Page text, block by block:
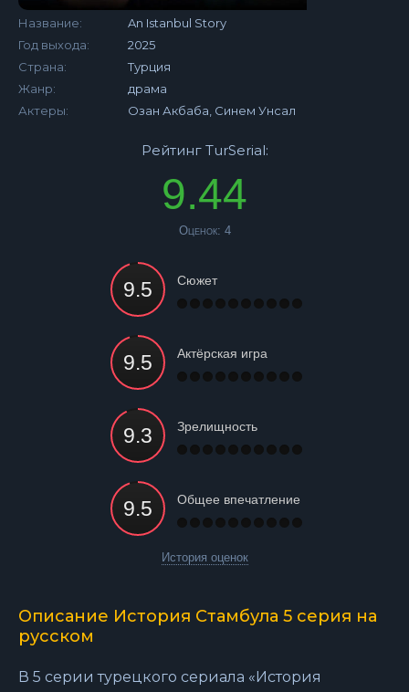
Название:
An Istanbul Story
Год выхода:
2025
Страна:
Турция
Жанр:
драма
Актеры:
Озан Акбаба, Синем Унсал
Рейтинг TurSerial:
9.44
Оценок: 4
Сюжет
Актёрская игра
Зрелищность
Общее впечатление
История оценок
Описание История Стамбула 5 серия на
русском
В 5 серии турецкого сериала «История